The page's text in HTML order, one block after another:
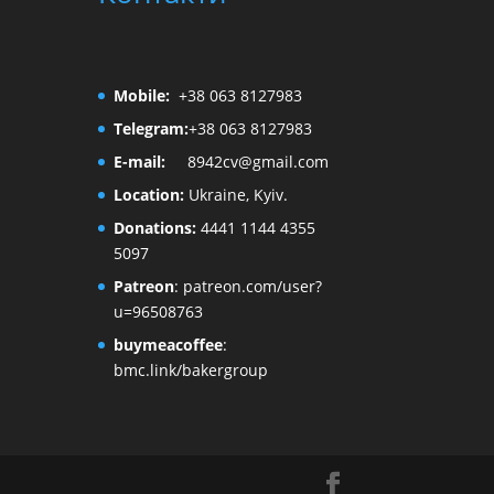
Mobile:+38 063 8127983
Telegram:+38 063 8127983
E-mail:
8942cv@gmail.com
Location: Ukraine, Kyiv.
Donations: 4441 1144 4355
5097
Patreon: patreon.com/user?
u=96508763
buymeacoffee:
bmc.link/bakergroup